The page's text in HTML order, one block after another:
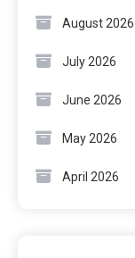
August 2026
July 2026
June 2026
May 2026
April 2026